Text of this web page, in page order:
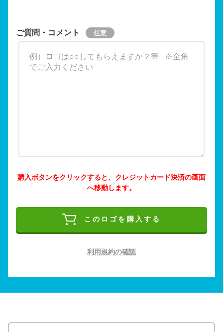
ご質問・コメント
購入ボタンをクリックすると、クレジットカード決済の画面
へ移動します。
このロゴを購入する
利用規約の確認